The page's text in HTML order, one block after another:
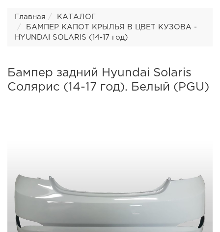
Главная
КАТАЛОГ
БАМПЕР КАПОТ КРЫЛЬЯ В ЦВЕТ КУЗОВА -
HYUNDAI SOLARIS (14-17 год)
Бампер задний Hyundai Solaris
Солярис (14-17 год). Белый (PGU)